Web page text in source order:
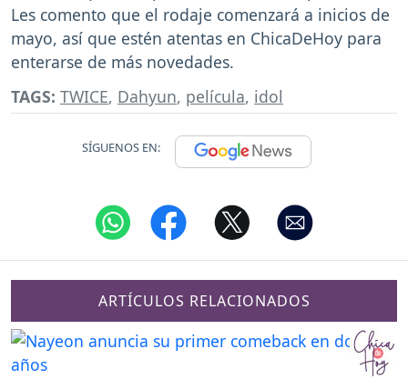
Les comento que el rodaje comenzará a inicios de
mayo, así que estén atentas en ChicaDeHoy para
enterarse de más novedades.
TAGS: TWICE, Dahyun, película, idol
SÍGUENOS EN:
ARTÍCULOS RELACIONADOS